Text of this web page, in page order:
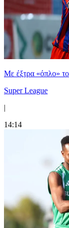
Mε έξτρα «όπλο»
Super League
|
14:14